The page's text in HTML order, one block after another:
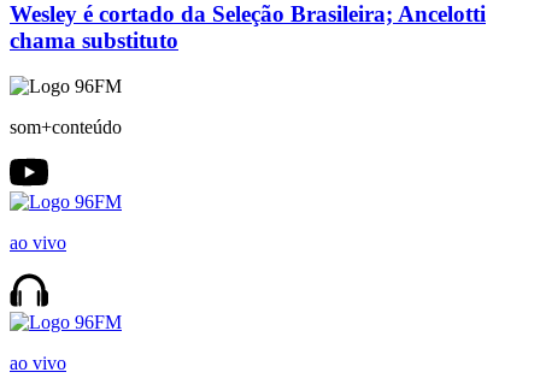
Wesley é cortado da Seleção Brasileira; Ancelotti
chama substituto
som+conteúdo
ao vivo
ao vivo